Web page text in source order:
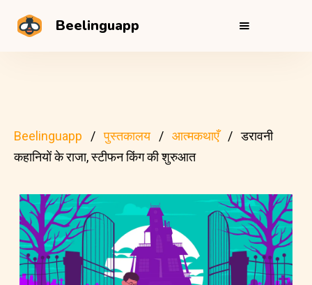
Beelinguapp
Beelinguapp पुस्तकालय आत्मकथाएँ
डरावनी
कहानियों के राजा, स्टीफन किंग की शुरुआत